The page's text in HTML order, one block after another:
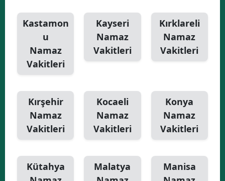
Kastamon
u
Namaz
Vakitleri
Kayseri
Namaz
Vakitleri
Kırklareli
Namaz
Vakitleri
Kırşehir
Namaz
Vakitleri
Kocaeli
Namaz
Vakitleri
Konya
Namaz
Vakitleri
Kütahya
Malatya
Manisa